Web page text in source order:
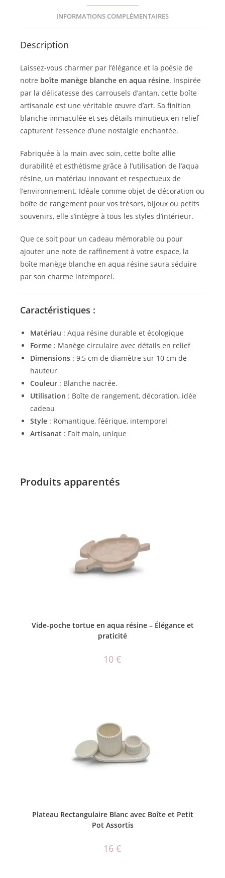
INFORMATIONS COMPLÉMENTAIRES
Description
Laissez-vous charmer par l’élégance et la poésie de
notre boîte manège blanche en aqua résine. Inspirée
par la délicatesse des carrousels d’antan, cette boîte
artisanale est une véritable œuvre d’art. Sa finition
blanche immaculée et ses détails minutieux en relief
capturent l’essence d’une nostalgie enchantée.
Fabriquée à la main avec soin, cette boîte allie
durabilité et esthétisme grâce à l’utilisation de l’aqua
résine, un matériau innovant et respectueux de
l’environnement. Idéale comme objet de décoration ou
boîte de rangement pour vos trésors, bijoux ou petits
souvenirs, elle s’intègre à tous les styles d’intérieur.
Que ce soit pour un cadeau mémorable ou pour
ajouter une note de raffinement à votre espace, la
boîte manège blanche en aqua résine saura séduire
par son charme intemporel.
Caractéristiques :
Matériau : Aqua résine durable et écologique
Forme : Manège circulaire avec détails en relief
Dimensions : 9,5 cm de diamètre sur 10 cm de
hauteur
Couleur : Blanche nacrée.
Utilisation : Boîte de rangement, décoration, idée
cadeau
Style : Romantique, féérique, intemporel
Artisanat : Fait main, unique
Produits apparentés
Vide-poche tortue en aqua résine – Élégance et
praticité
10 €
Plateau Rectangulaire Blanc avec Boîte et Petit
Pot Assortis
16 €